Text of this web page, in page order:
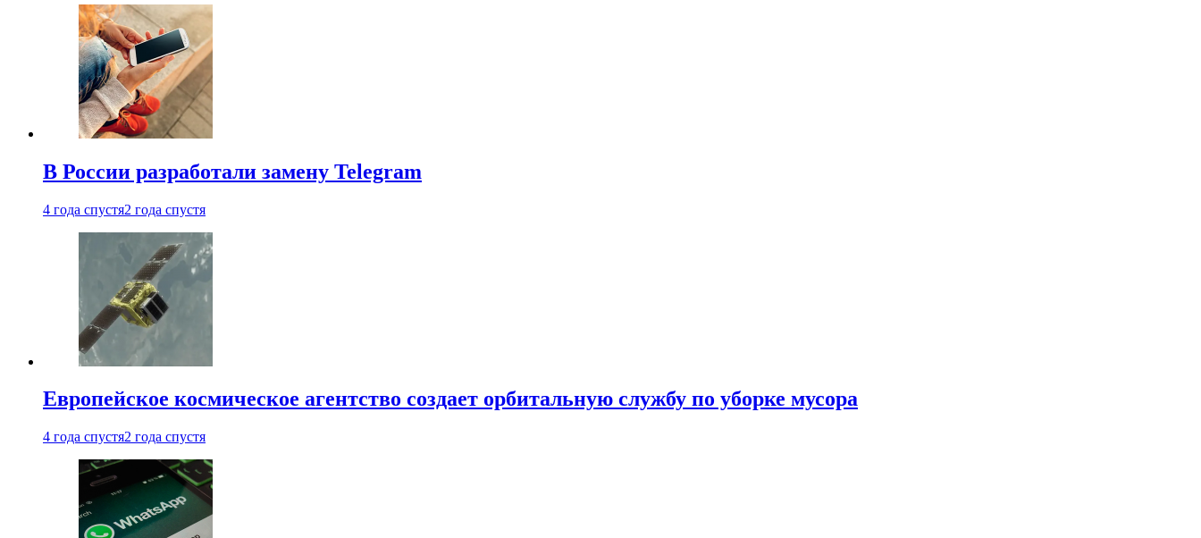
В России разработали замену Telegram
4 года спустя2 года спустя
Европейское космическое агентство создает орбитальную службу по уборке мусора
4 года спустя2 года спустя